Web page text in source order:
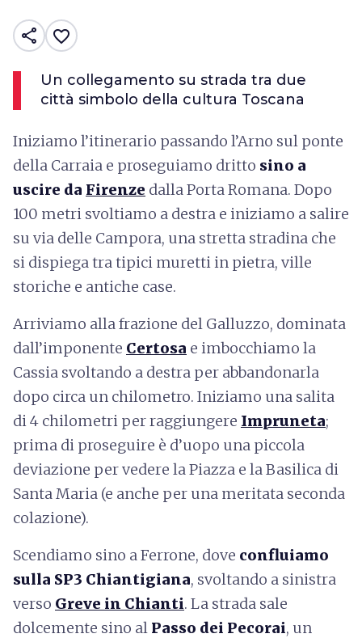
share favorite_border
Un collegamento su strada tra due
città simbolo della cultura Toscana
Iniziamo l’itinerario passando l’Arno sul ponte
della Carraia e proseguiamo dritto sino a
uscire da Firenze dalla Porta Romana. Dopo
100 metri svoltiamo a destra e iniziamo a salire
su via delle Campora, una stretta stradina che
si dispiega tra tipici muretti in pietra, ville
storiche e antiche case.
Arriviamo alla frazione del Galluzzo, dominata
dall’imponente Certosa e imbocchiamo la
Cassia svoltando a destra per abbandonarla
dopo circa un chilometro. Iniziamo una salita
di 4 chilometri per raggiungere Impruneta;
prima di proseguire è d’uopo una piccola
deviazione per vedere la Piazza e la Basilica di
Santa Maria (e anche per una meritata seconda
colazione).
Scendiamo sino a Ferrone, dove confluiamo
sulla SP3 Chiantigiana, svoltando a sinistra
verso Greve in Chianti. La strada sale
dolcemente sino al Passo dei Pecorai, un